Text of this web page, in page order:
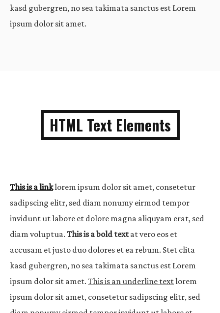
kasd gubergren, no sea takimata sanctus est Lorem
ipsum dolor sit amet.
HTML Text Elements
This is a linklorem ipsum dolor sit amet, consetetur
sadipscing elitr, sed diam nonumy eirmod tempor
invidunt ut labore et dolore magna aliquyam erat, sed
diam voluptua. This is a bold textat vero eos et
accusam et justo duo dolores et ea rebum. Stet clita
kasd gubergren, no sea takimata sanctus est Lorem
ipsum dolor sit amet. This is an underline textlorem
ipsum dolor sit amet, consetetur sadipscing elitr, sed